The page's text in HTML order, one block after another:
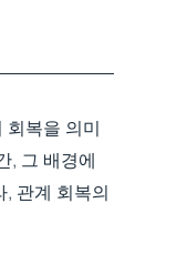
회복을 의미
, 그 배경에
, 관계 회복의